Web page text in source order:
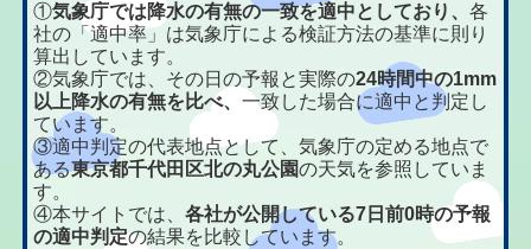
①気象庁では降水の有無の一致を適中としており、各
社の「適中率」は気象庁による検証方法の基準に則り
算出しています。
②気象庁では、その日の予報と実際の24時間中の1mm
以上降水の有無を比べ、一致した場合に適中と判定し
ています。
③適中判定の代表地点として、気象庁の定める地点で
ある東京都千代田区北の丸公園の天気を参照していま
す。
④本サイトでは、各社が公開している7日前0時の予報
の適中判定の結果を比較しています。